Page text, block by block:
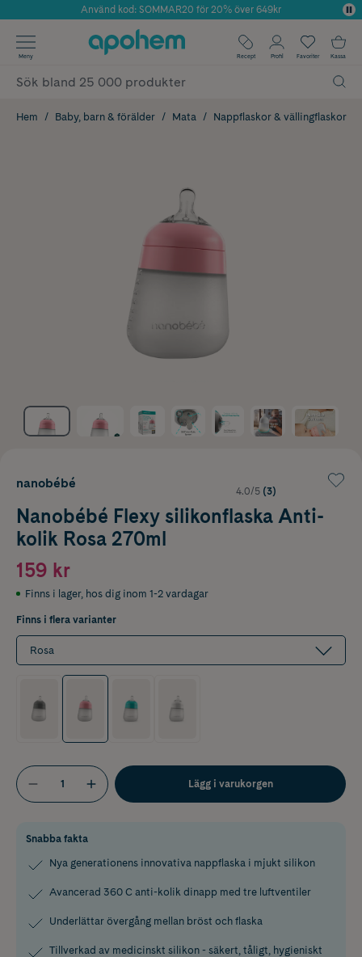
Årets Butik 2025 inom Skönhet
Använd kod: SOMMAR20 för 20% över 649kr
✓ Fri frakt
✓ Poäng på alla köp*
Meny Recept Profil Favoriter Kassa
Hem Baby, barn & förälder Mata Nappflaskor & vällingflaskor
nanobébé
4.0/5 (3)
Nanobébé Flexy silikonflaska Anti-
kolik Rosa 270ml
159 kr
Finns i lager, hos dig inom 1-2 vardagar
Finns i flera varianter
Rosa
Lägg i varukorgen
Snabba fakta
Nya generationens innovativa nappflaska i mjukt silikon
Avancerad 360 C anti-kolik dinapp med tre luftventiler
Underlättar övergång mellan bröst och flaska
Tillverkad av medicinskt silikon - säkert, tåligt, hygieniskt